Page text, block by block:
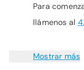
Para
llámenos al
Mostrar más